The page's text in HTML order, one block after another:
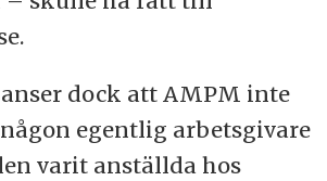
dock att AMPM inte
egentlig arbetsgivare
varit anställda hos